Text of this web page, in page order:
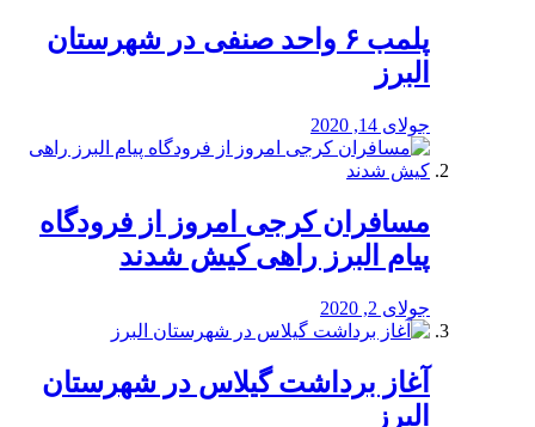
پلمب ۶ واحد صنفی در شهرستان
البرز
جولای 14, 2020
مسافران کرجی امروز از فرودگاه
پیام البرز راهی کیش شدند
جولای 2, 2020
آغاز برداشت گیلاس در شهرستان
البرز